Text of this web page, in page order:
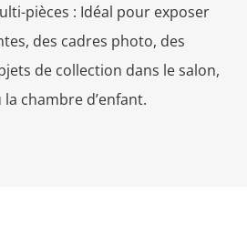
pièces : Idéal pour exposer
des cadres photo, des
de collection dans le salon,
chambre d’enfant.